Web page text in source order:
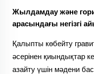
Жылдамдау және
арасындағы негізгі
Қалыпты көбейту
әсерінен қиындықтар
азайту үшін мәдени